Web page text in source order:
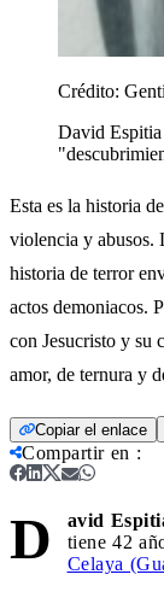
Crédito:
David
Esta es la historia
violencia y abusos.
historia de terror
actos demoniacos.
con Jesucristo y su
amor, de ternura y
Copiar el enlace
Compartir en :
D avid
tiene 42
Celaya